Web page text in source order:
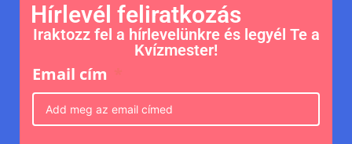
Hírlevél feliratkozás
Iraktozz fel a hírlevelünkre és legyél Te a
Kvízmester!
Email cím